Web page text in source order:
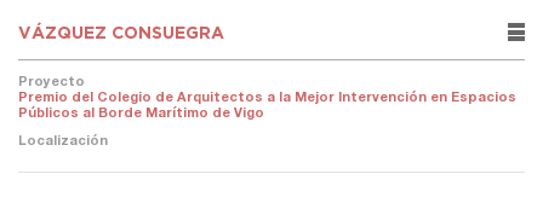
VÁZQUEZ CONSUEGRA rows
Proyecto
Premio del Colegio de Arquitectos a la Mejor Intervención en Espacios
Públicos al Borde Marítimo de Vigo
Localización